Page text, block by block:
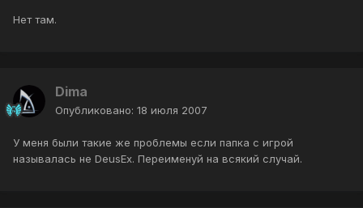
Нет там.
Dima
Опубликовано: 18 июля 2007
У меня были такие же проблемы если папка с игрой
называлась не DeusEx. Переименуй на всякий случай.